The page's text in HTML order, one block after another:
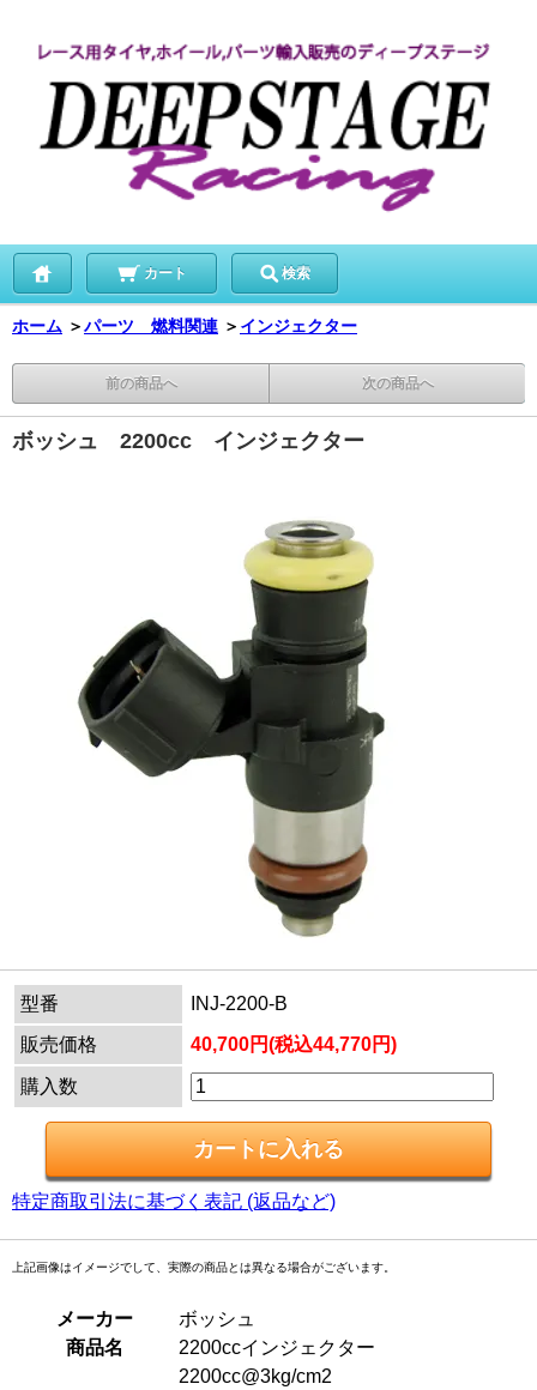
カート 検索
ホーム ＞パーツ 燃料関連 ＞ インジェクター
前の商品へ 次の商品へ
ボッシュ 2200cc インジェクター
型番
INJ-2200-B
販売価格
40,700円(税込44,770円)
購入数
特定商取引法に基づく表記 (返品など)
上記画像はイメージでして、実際の商品とは異なる場合がございます。
メーカー
ボッシュ
商品名
2200ccインジェクター
2200cc@3kg/cm2